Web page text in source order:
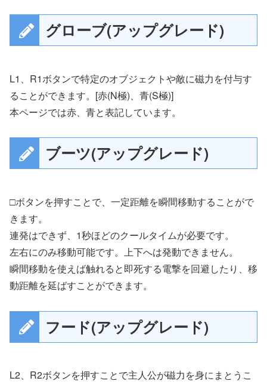
グローブ(アップグレード)
L1、R1ボタンで特定のオブジェクトや敵に磁力を付与す
ることができます。[赤(N極)、青(S極)]
本ページでは赤、青と表記しています。
ブーツ(アップグレード)
□ボタンを押すことで、一定距離を瞬間移動することがで
きます。
連発はできず、1秒ほどのクールタイムが必要です。
左右にのみ移動可能です。上下へは発動できません。
瞬間移動を使えば触れると即死する電撃を回避したり、移
動距離を延ばすことができます。
フード(アップグレード)
L2、R2ボタンを押すことで主人公が磁力を身にまとうこ